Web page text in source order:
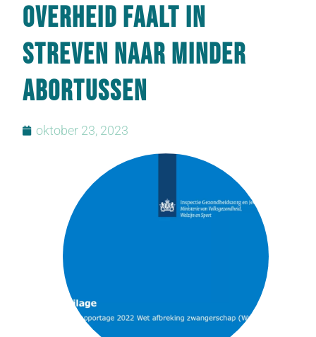
Overheid faalt in
streven naar minder
abortussen
oktober 23, 2023